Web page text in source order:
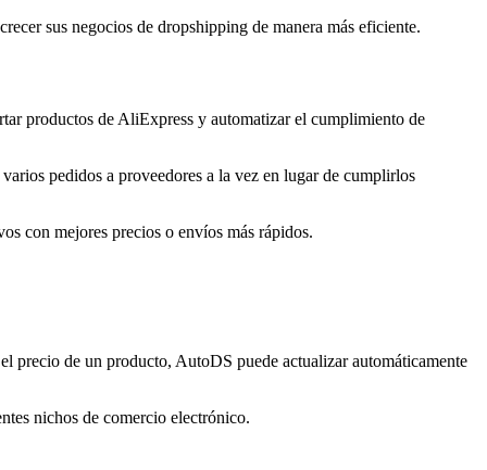
sus negocios de dropshipping de manera más eficiente.
productos de AliExpress y automatizar el cumplimiento de
pedidos a proveedores a la vez en lugar de cumplirlos
con mejores precios o envíos más rápidos.
precio de un producto, AutoDS puede actualizar automáticamente
nichos de comercio electrónico.